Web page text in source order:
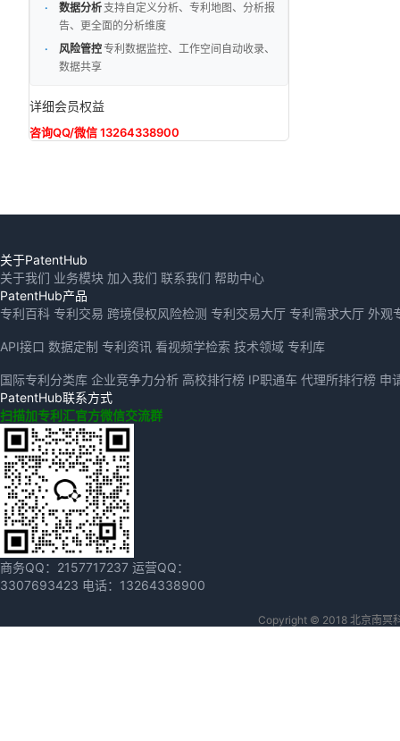
数据分析 支持自定义分析、专利地图、分析报
告、更全面的分析维度
风险管控专利数据监控、工作空间自动收录、
数据共享
详细会员权益
咨询QQ/微信 13264338900
关于PatentHub
关于我们 业务模块 加入我们 联系我们 帮助中心
PatentHub产品
专利百科 专利交易 跨境侵权风险检测 专利交易大厅 专利需求大厅 外观
API接口 数据定制 专利资讯 看视频学检索 技术领域 专利库
国际专利分类库 企业竞争力分析 高校排行榜 IP职通车 代理所排行榜 申
PatentHub联系方式
扫描加专利汇官方微信交流群
商务QQ： 2157717237 运营QQ：
3307693423 电话： 13264338900
Copyright © 2018 北京南冥